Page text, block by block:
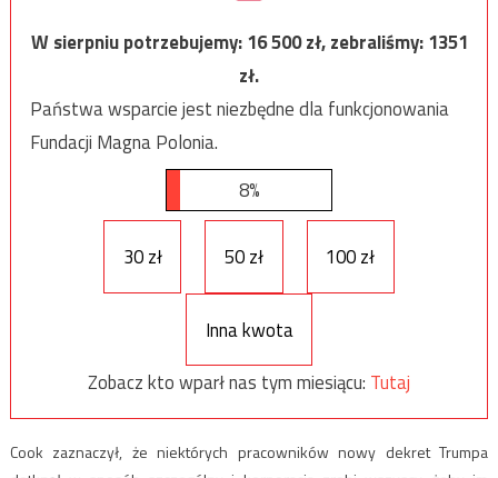
W sierpniu potrzebujemy:16 500zł, zebraliśmy:1351
zł.
Państwa wsparcie jest niezbędne dla funkcjonowania
Fundacji Magna Polonia.
8%
30 zł 50 zł 100 zł
Inna kwota
Zobacz kto wparł nas tym miesiącu: Tutaj
Cook zaznaczył, że niektórych pracowników nowy dekret Trumpa